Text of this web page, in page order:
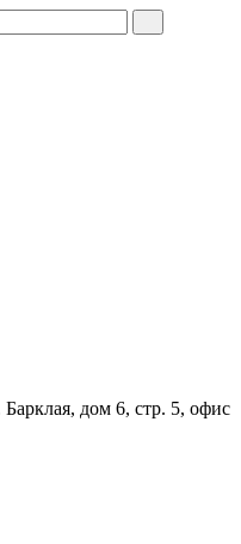
дом 6, стр. 5, офис